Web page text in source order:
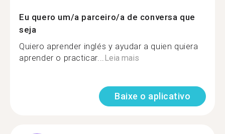
Eu quero um/a parceiro/a de conversa que
seja
Quiero aprender inglés y ayudar a quien quiera
aprender o practicar...Leia mais
Baixe o aplicativo